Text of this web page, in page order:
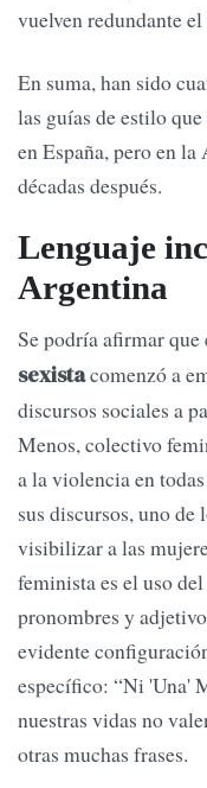
vuelven redundante
En suma, han sido
las guías de estilo
en España, pero en
décadas después.
Lenguaje
Argentina
Se podría afirmar que
sexistacomenzó a
discursos sociales a
Menos, colectivo
a la violencia en
sus discursos, uno de
visibilizar a las
feminista es el uso
pronombres y
evidente
específico: “Ni 'Una'
nuestras vidas no
otras muchas frases.